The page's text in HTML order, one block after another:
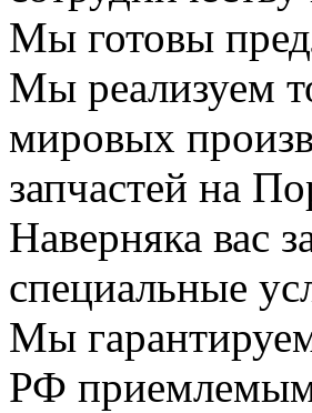
Мы готовы
Мы реализуем
мировых
запчастей на
Наверняка вас
специальные
Мы
РФ приемлемым